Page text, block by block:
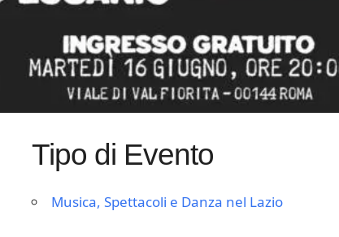
Tipo di Evento
Musica, Spettacoli e Danza nel Lazio